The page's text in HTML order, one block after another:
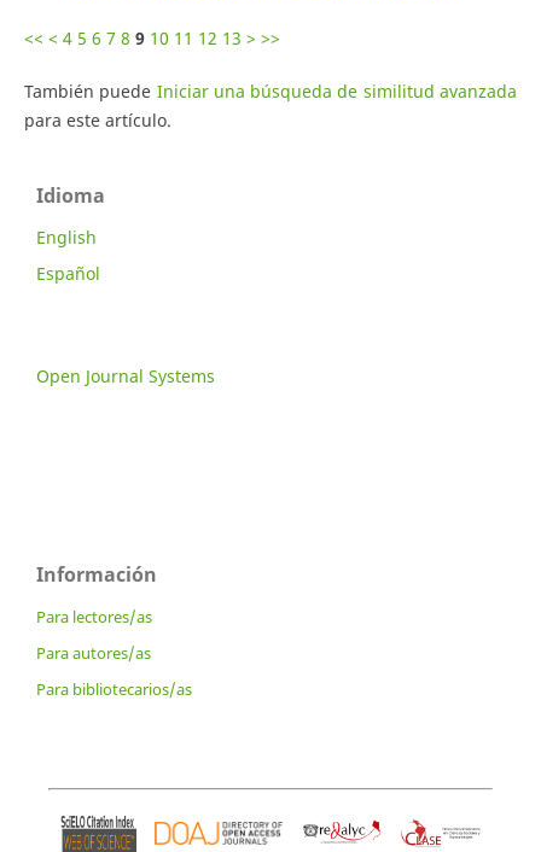
<< < 4 5 6 7 8 9 10 11 12 13 > >>
También puede Iniciar una búsqueda de similitud avanzada
para este artículo.
Idioma
English
Español
Open Journal Systems
Información
Para lectores/as
Para autores/as
Para bibliotecarios/as